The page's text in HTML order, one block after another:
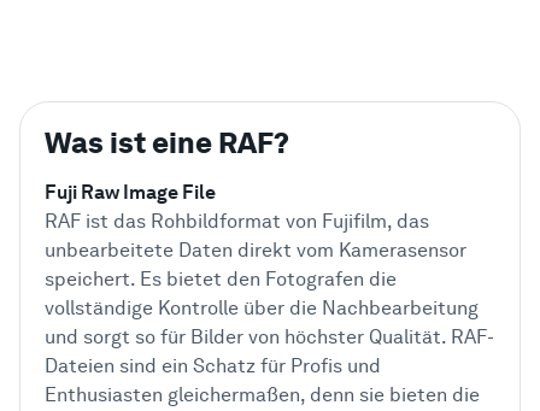
Was ist eine RAF?
Fuji Raw Image File
RAF ist das Rohbildformat von Fujifilm, das
unbearbeitete Daten direkt vom Kamerasensor
speichert. Es bietet den Fotografen die
vollständige Kontrolle über die Nachbearbeitung
und sorgt so für Bilder von höchster Qualität. RAF-
Dateien sind ein Schatz für Profis und
Enthusiasten gleichermaßen, denn sie bieten die